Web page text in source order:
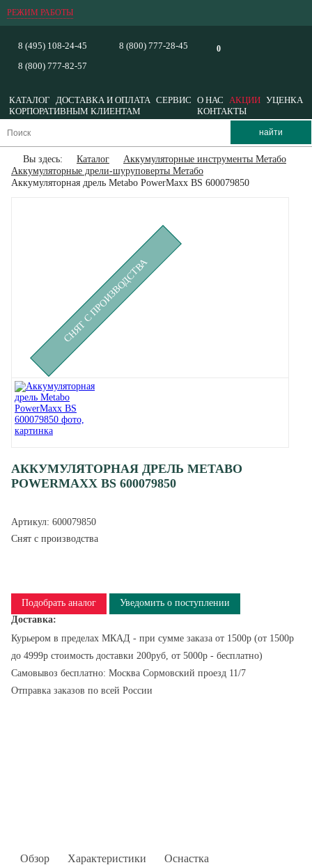
РЕЖИМ РАБОТЫ
0
8 (495) 108-24-45
8 (800) 777-82-57
8 (800) 777-28-45
КАТАЛОГ ДОСТАВКА И ОПЛАТА СЕРВИС О НАС АКЦИИ УЦЕНКА
КОРПОРАТИВНЫМ КЛИЕНТАМ
КОНТАКТЫ
Вы здесь: Каталог
Аккумуляторные инструменты Метабо
Аккумуляторные дрели-шуруповерты Метабо
Аккумуляторная дрель Metabo PowerMaxx BS 600079850
СНЯТ С ПРОИЗВОДСТВА
АККУМУЛЯТОРНАЯ ДРЕЛЬ METABO
POWERMAXX BS 600079850
Артикул: 600079850
Снят с производства
Подобрать аналог
Уведомить о поступлении
Доставка:
Курьером в пределах МКАД - при сумме заказа от 1500р (от 1500р
до 4999р стоимость доставки 200руб, от 5000р - бесплатно)
Самовывоз бесплатно: Москва Сормовский проезд 11/7
Отправка заказов по всей России
Обзор Характеристики
Оснастка